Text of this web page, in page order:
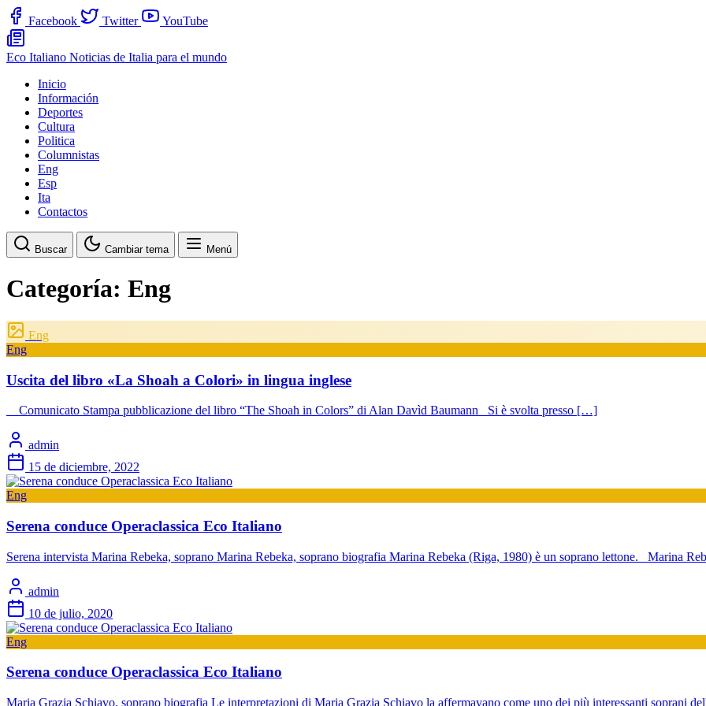
Facebook Twitter YouTube
Eco Italiano Noticias de Italia para el mundo
Inicio
Información
Deportes
Cultura
Politica
Columnistas
Eng
Esp
Ita
Contactos
Buscar Cambiar tema Menú
Categoría: Eng
Eng
Eng
Uscita del libro «La Shoah a Colori» in lingua inglese
Comunicato Stampa pubblicazione del libro “The Shoah in Colors” di Alan Davìd Baumann Si è svolta presso […]
admin
15 de diciembre, 2022
Eng
Serena conduce Operaclassica Eco Italiano
Serena intervista Marina Rebeka, soprano Marina Rebeka, soprano biografia Marina Rebeka (Riga, 1980) è un soprano lettone. Marina
admin
10 de julio, 2020
Eng
Serena conduce Operaclassica Eco Italiano
Maria Grazia Schiavo, soprano biografia Le interpretazioni di Maria Grazia Schiavo la affermavano come uno dei più interessanti soprani